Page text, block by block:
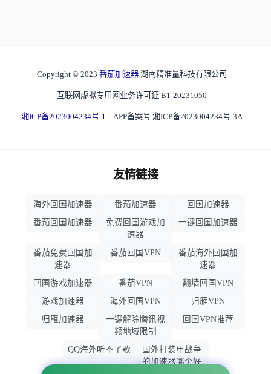
Copyright © 2023 番茄加速器 湖南精准量科技有限公司
互联网虚拟专用网业务许可证 B1-20231050
湘ICP备2023004234号-1 APP备案号 湘ICP备2023004234号-3A
友情链接
海外回国加速器 番茄加速器
回国加速器
番茄回国加速器
免费回国游戏加
速器
一键回国加速器
番茄免费回国加
速器
番茄回国VPN
番茄海外回国加
速器
回国游戏加速器
番茄VPN
翻墙回国VPN
游戏加速器
海外回国VPN
归雁VPN
归雁加速器
一键解除腾讯视
频地域限制
回国VPN推荐
QQ海外听不了歌
国外打装甲战争
的加速器哪个好